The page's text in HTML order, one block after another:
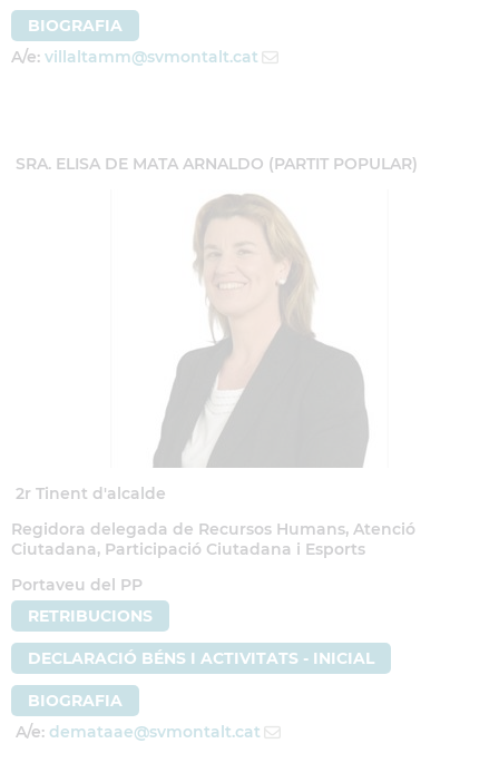
BIOGRAFIA
A/e: villaltamm@svmontalt.cat
SRA. ELISA DE MATA ARNALDO (PARTIT POPULAR)
2r Tinent d'alcalde
Regidora delegada de Recursos Humans, Atenció
Ciutadana, Participació Ciutadana i Esports
Portaveu del PP
RETRIBUCIONS
DECLARACIÓ BÉNS I ACTIVITATS - INICIAL
BIOGRAFIA
A/e: demataae@svmontalt.cat